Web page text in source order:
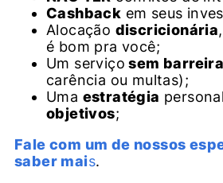
Cashback em seus
Alocação discricionária
é bom pra você;
Um serviço sem
carência ou multas);
Uma estratégia
objetivos;
Fale com um de nossos
saber mais.